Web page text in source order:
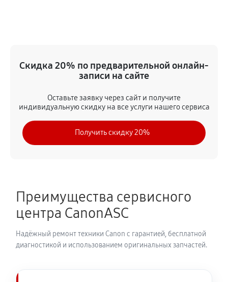
Скидка 20% по предварительной онлайн-
записи на сайте
Оставьте заявку через сайт и получите
индивидуальную скидку на все услуги нашего сервиса
Получить скидку 20%
Преимущества сервисного
центра CanonASC
Надёжный ремонт техники Canon с гарантией, бесплатной
диагностикой и использованием оригинальных запчастей.